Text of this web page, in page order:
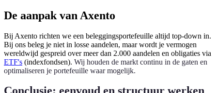
De aanpak van Axento
Bij Axento richten we een beleggingsportefeuille altijd top-down in.
Bij ons beleg je niet in losse aandelen, maar wordt je vermogen
wereldwijd gespreid over meer dan 2.000 aandelen en obligaties via
ETF's (indexfondsen). Wij houden de markt continu in de gaten en
optimaliseren je portefeuille waar mogelijk.